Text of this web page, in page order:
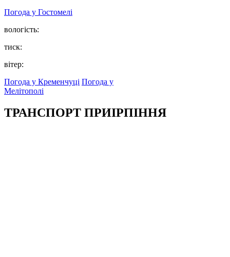
Погода у Гостомелі
вологість:
тиск:
вітер:
Погода у Кременчуці Погода у
Мелітополі
ТРАНСПОРТ ПРИІРПІННЯ